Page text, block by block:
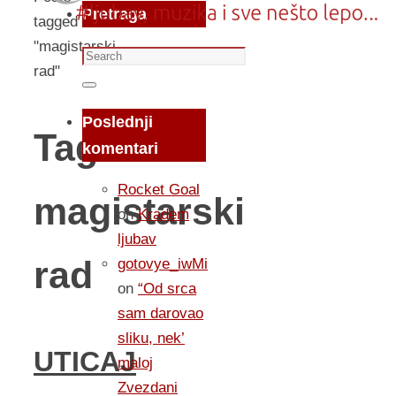
tagged
"magistarski
rad"
Tag:
magistarski
rad
UTICAJ
Pretraga
Search
for:
Search
Poslednji
komentari
Rocket Goal
onKradem
ljubav
gotovye_iwMi
on “Od srca
sam darovao
sliku, nek’
maloj
Zvezdani